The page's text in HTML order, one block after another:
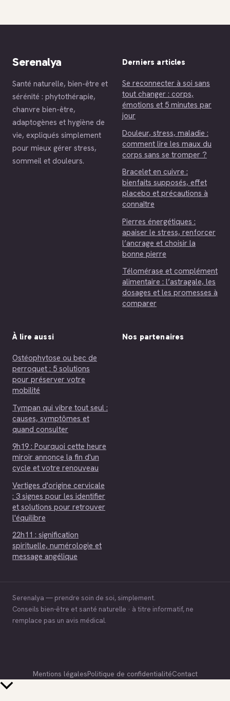
s’inquiéter ?
reprendre le
Serenalya
Santé naturelle, bien-être et
sérénité : phytothérapie,
chanvre bien-être,
adaptogènes et hygiène de
vie, expliqués simplement
pour mieux gérer stress,
sommeil et douleurs.
Derniers articles
Se reconnecter à soi sans
tout changer : corps,
émotions et 5 minutes par
jour
Douleur, stress, maladie :
comment lire les maux du
corps sans se tromper ?
Bracelet en cuivre :
bienfaits supposés, effet
placebo et précautions à
connaître
Pierres énergétiques :
apaiser le stress, renforcer
l’ancrage et choisir la
bonne pierre
Télomérase et complément
alimentaire : l’astragale, les
dosages et les promesses à
comparer
À lire aussi
Ostéophytose ou bec de
perroquet : 5 solutions
pour préserver votre
mobilité
Tympan qui vibre tout seul :
causes, symptômes et
quand consulter
9h19 : Pourquoi cette heure
miroir annonce la fin d'un
cycle et votre renouveau
Vertiges d'origine cervicale
: 3 signes pour les identifier
et solutions pour retrouver
l'équilibre
22h11 : signification
spirituelle, numérologie et
message angélique
Nos partenaires
Serenalya — prendre soin de soi, simplement.
Conseils bien-être et santé naturelle · à titre informatif, ne
remplace pas un avis médical.
Mentions légalesPolitique de confidentialitéContact